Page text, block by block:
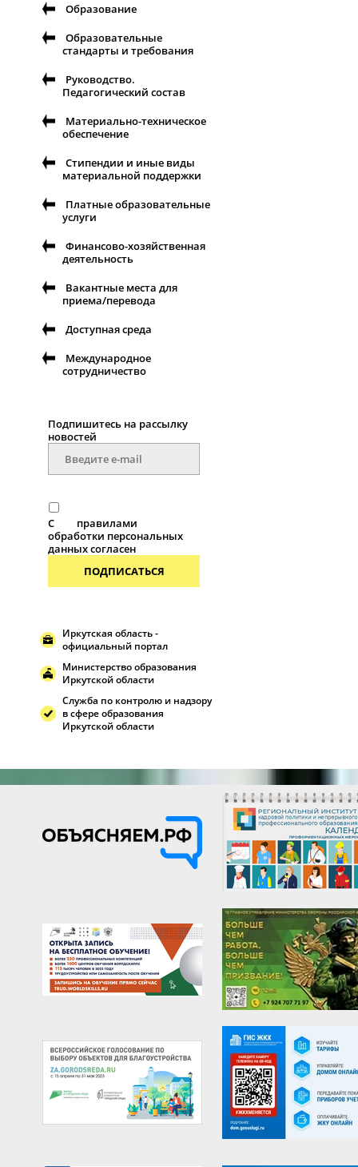
Образование
Образовательные
стандарты и требования
Руководство.
Педагогический состав
Материально-техническое
обеспечение
Стипендии и иные виды
материальной поддержки
Платные образовательные
услуги
Финансово-хозяйственная
деятельность
Вакантные места для
приема/перевода
Доступная среда
Международное
сотрудничество
Подпишитесь на рассылку
новостей
С
правилами
обработки персональных
данных согласен
ПОДПИСАТЬСЯ
Иркутская область -
официальный портал
Министерство образования
Иркутской области
Служба по контролю и надзору
в сфере образования
Иркутской области